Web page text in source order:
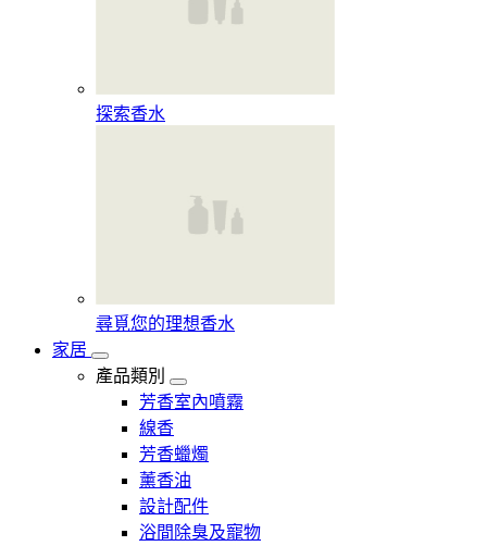
探索香水​
尋覓您的理想香水​
家居
產品類別
芳香室內噴霧
線香
芳香蠟燭
薰香油
設計配件
浴間除臭及寵物